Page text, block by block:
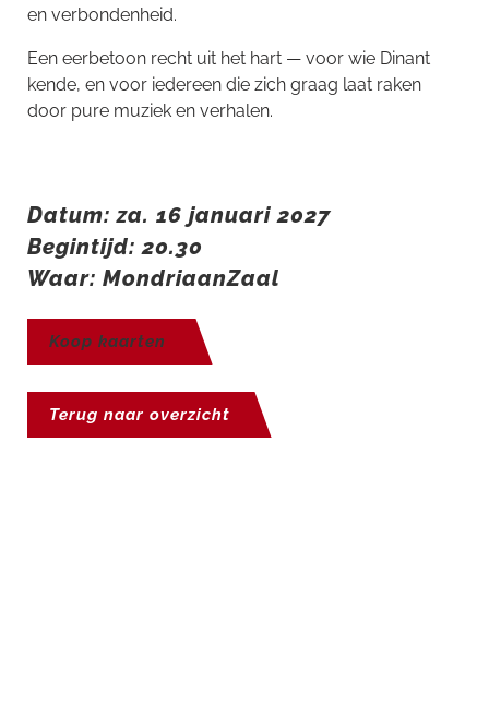
en verbondenheid.
Een eerbetoon recht uit het hart — voor wie Dinant
kende, en voor iedereen die zich graag laat raken
door pure muziek en verhalen.
Datum: za. 16 januari 2027
Begintijd: 20.30
Waar: MondriaanZaal
Koop kaarten
Terug naar overzicht